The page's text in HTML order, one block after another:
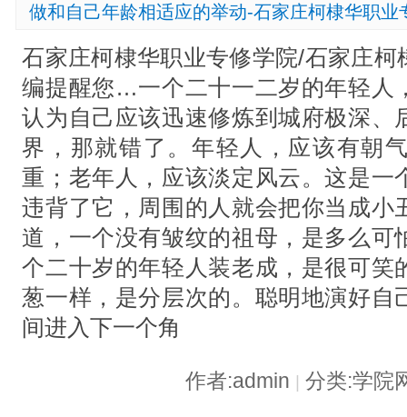
做和自己年龄相适应的举动-石家庄柯棣华职业
石家庄柯棣华职业专修学院/石家庄
编提醒您…一个二十一二岁的年轻人
认为自己应该迅速修炼到城府极深、
界，那就错了。年轻人，应该有朝
重；老年人，应该淡定风云。这是一
违背了它，周围的人就会把你当成小
道，一个没有皱纹的祖母，是多么可
个二十岁的年轻人装老成，是很可笑
葱一样，是分层次的。聪明地演好自
间进入下一个角
作者:admin 分类:学院